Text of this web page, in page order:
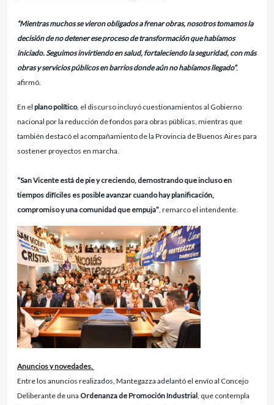
“Mientras muchos se vieron obligados a frenar obras, nosotros tomamos la
decisión de no detener ese proceso de transformación que habíamos
iniciado. Seguimos invirtiendo en salud, fortaleciendo la seguridad, con más
obras y servicios públicos en barrios donde aún no habíamos llegado”,
afirmó.
En el plano político, el discurso incluyó cuestionamientos al Gobierno
nacional por la reducción de fondos para obras públicas, mientras que
también destacó el acompañamiento de la Provincia de Buenos Aires para
sostener proyectos en marcha.
“San Vicente está de pie y creciendo, demostrando que incluso en
tiempos difíciles es posible avanzar cuando hay planificación,
compromiso y una comunidad que empuja”, remarco el intendente.
Anuncios y novedades.
Entre los anuncios realizados, Mantegazza adelantó el envío al Concejo
Deliberante de una Ordenanza de Promoción Industrial, que contempla